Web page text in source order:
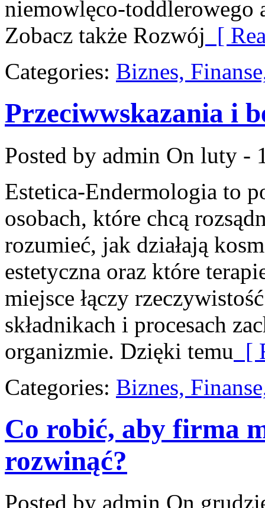
niemowlęco-toddlerowego
Zobacz także Rozwój [
Categories: Biznes,
Przeciwwskazania i
Posted by admin On luty -
Estetica-Endermologia to
osobach, które chcą
rozumieć, jak działają
estetyczna oraz które
miejsce łączy
składnikach i procesach
organizmie. Dzięki temu [
Categories: Biznes,
Co robić, aby firma
rozwinąć?
Posted by admin On